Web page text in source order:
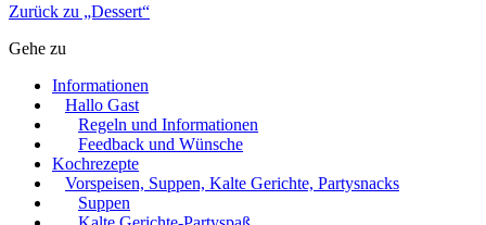
Zurück zu „Dessert“
Gehe zu
Informationen
Hallo Gast
Regeln und Informationen
Feedback und Wünsche
Kochrezepte
Vorspeisen, Suppen, Kalte Gerichte, Partysnacks
Suppen